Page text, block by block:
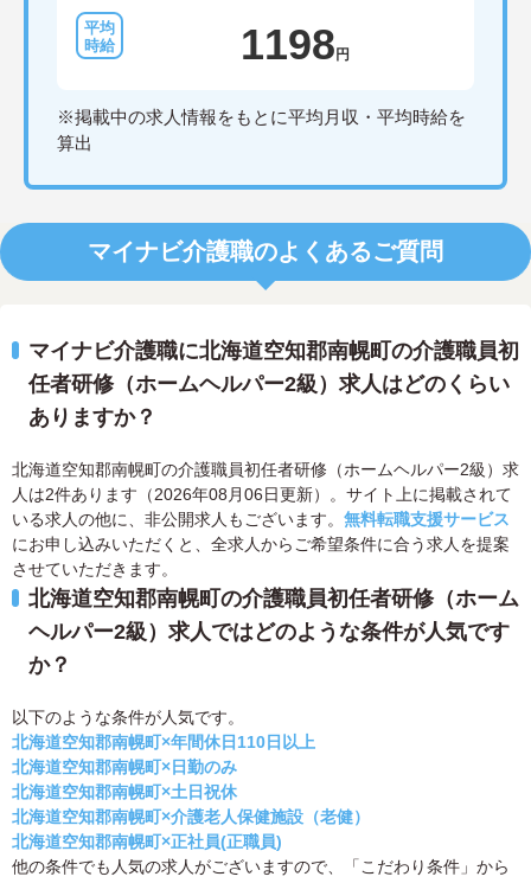
1198 円
※掲載中の求人情報をもとに平均月収・平均時給を
算出
マイナビ介護職のよくあるご質問
マイナビ介護職に北海道空知郡南幌町の介護職員初
任者研修（ホームヘルパー2級）求人はどのくらい
ありますか？
北海道空知郡南幌町の介護職員初任者研修（ホームヘルパー2級）求
人は2件あります（2026年08月06日更新）。サイト上に掲載されて
いる求人の他に、非公開求人もございます。 無料転職支援サービス
にお申し込みいただくと、全求人からご希望条件に合う求人を提案
させていただきます。
北海道空知郡南幌町の介護職員初任者研修（ホーム
ヘルパー2級）求人ではどのような条件が人気です
か？
以下のような条件が人気です。
北海道空知郡南幌町×年間休日110日以上
北海道空知郡南幌町×日勤のみ
北海道空知郡南幌町×土日祝休
北海道空知郡南幌町×介護老人保健施設（老健）
北海道空知郡南幌町×正社員(正職員)
他の条件でも人気の求人がございますので、「こだわり条件」から